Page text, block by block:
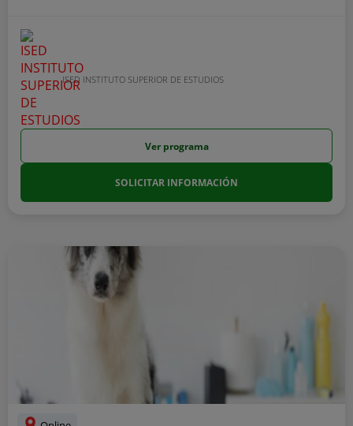
ISED INSTITUTO SUPERIOR DE ESTUDIOS
Ver programa
SOLICITAR INFORMACIÓN